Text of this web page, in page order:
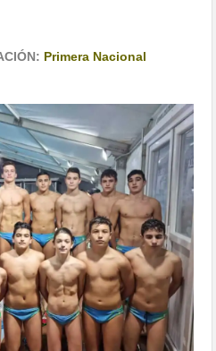
Primera Nacional